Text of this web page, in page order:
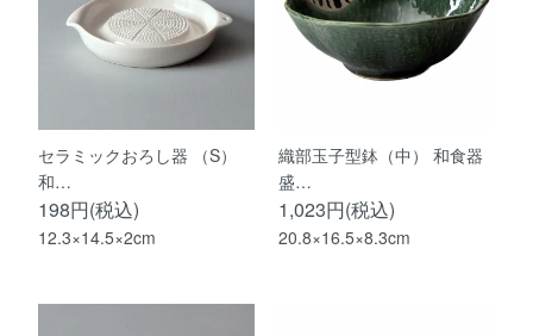
セラミックおろし器 （S）
和…
198円(税込)
12.3×14.5×2cm
織部玉子型鉢（中） 和食器
盛…
1,023円(税込)
20.8×16.5×8.3cm